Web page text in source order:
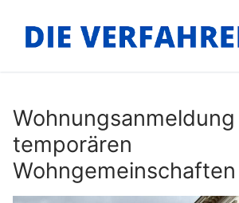
Inhalt
springen
temporären
Wohngemeinschaften